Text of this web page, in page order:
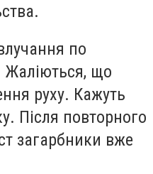
по
Жаліються, що
руху. Кажуть
Після повторного
загарбники вже